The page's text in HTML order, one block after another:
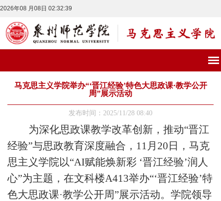
2026年08 月08日 02:32:39
马克思主义学院举办“‘晋江经验’特色大思政课·教学公开
周”展示活动
发布时间：2025/11/28 08:40
为深化思政课教学改革创新，推动“晋江
经验”与思政教育深度融合，11月20日，马克
思主义学院以“AI赋能焕新彩 ‘晋江经验’润人
心”为主题，在文科楼A413举办“‘晋江经验’特
色大思政课·教学公开周”展示活动。学院领导